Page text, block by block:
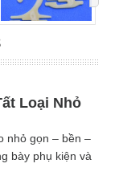
Loại Nhỏ
nhỏ gọn – bền –
bày phụ kiện và